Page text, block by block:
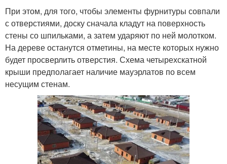
При этом, для того, чтобы элементы фурнитуры совпали
с отверстиями, доску сначала кладут на поверхность
стены со шпильками, а затем ударяют по ней молотком.
На дереве останутся отметины, на месте которых нужно
будет просверлить отверстия. Схема четырехскатной
крыши предполагает наличие мауэрлатов по всем
несущим стенам.